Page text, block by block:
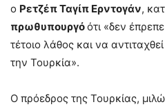
ο Ρετζέπ Ταγίπ Ερντογάν,
πρωθυπουργόότι «δεν
τέτοιο λάθος και να
την Τουρκία».
Ο πρόεδρος της Τουρκίας,